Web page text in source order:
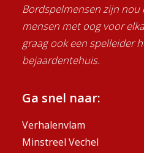
Bordspelmensen zijn nou
mensen met oog voor
graag ook een spelleider
bejaardentehuis.
Ga snel naar:
Verhalenvlam
Minstreel Vechel